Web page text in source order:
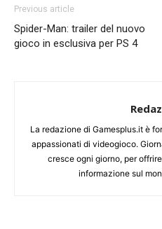
Previous article
Spider-Man: trailer del nuovo
gioco in esclusiva per PS 4
La redazione di Gamesplus.it è
appassionati di videogioco.
cresce ogni giorno, per
informazione sul